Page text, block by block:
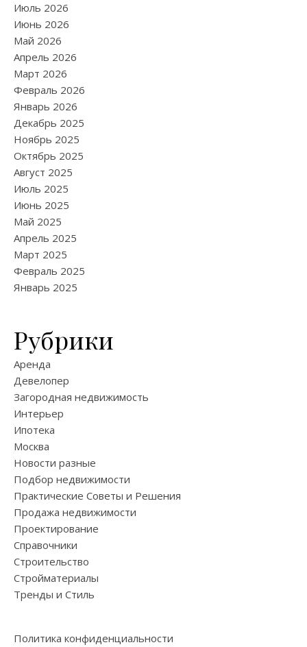
Июль 2026
Июнь 2026
Май 2026
Апрель 2026
Март 2026
Февраль 2026
Январь 2026
Декабрь 2025
Ноябрь 2025
Октябрь 2025
Август 2025
Июль 2025
Июнь 2025
Май 2025
Апрель 2025
Март 2025
Февраль 2025
Январь 2025
Рубрики
Аренда
Девелопер
Загородная недвижимость
Интерьер
Ипотека
Москва
Новости разные
Подбор недвижимости
Практические Советы и Решения
Продажа недвижимости
Проектирование
Справочники
Строительство
Стройматериалы
Тренды и Стиль
Политика конфиденциальности